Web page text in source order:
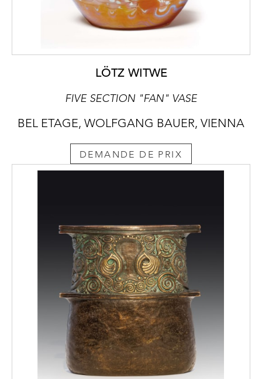
LÖTZ WITWE
FIVE SECTION "FAN" VASE
BEL ETAGE, WOLFGANG BAUER, VIENNA
DEMANDE DE PRIX